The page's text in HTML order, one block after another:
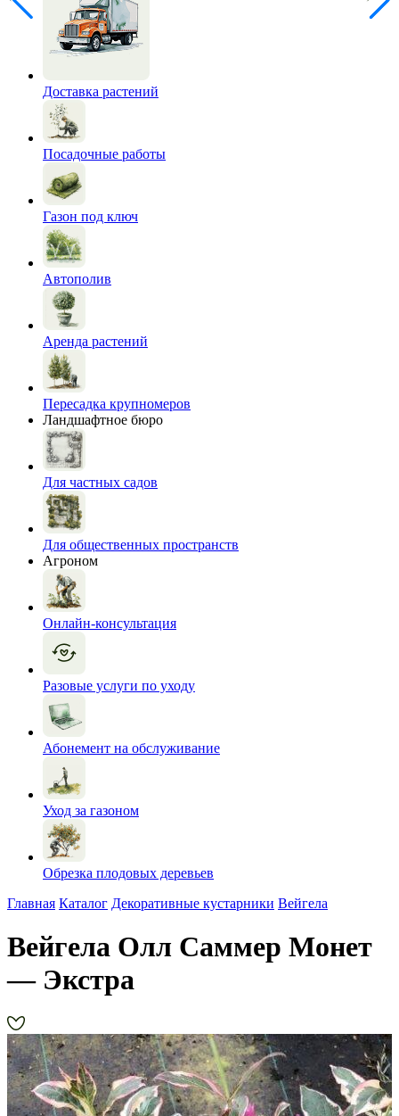
Доставка растений
Посадочные работы
Газон под ключ
Автополив
Аренда растений
Пересадка крупномеров
Ландшафтное бюро
Для частных садов
Для общественных пространств
Агроном
Онлайн-консультация
Разовые услуги по уходу
Абонемент на обслуживание
Уход за газоном
Обрезка плодовых деревьев
Главная Каталог Декоративные кустарники Вейгела
Вейгела Олл Саммер Монет
— Экстра